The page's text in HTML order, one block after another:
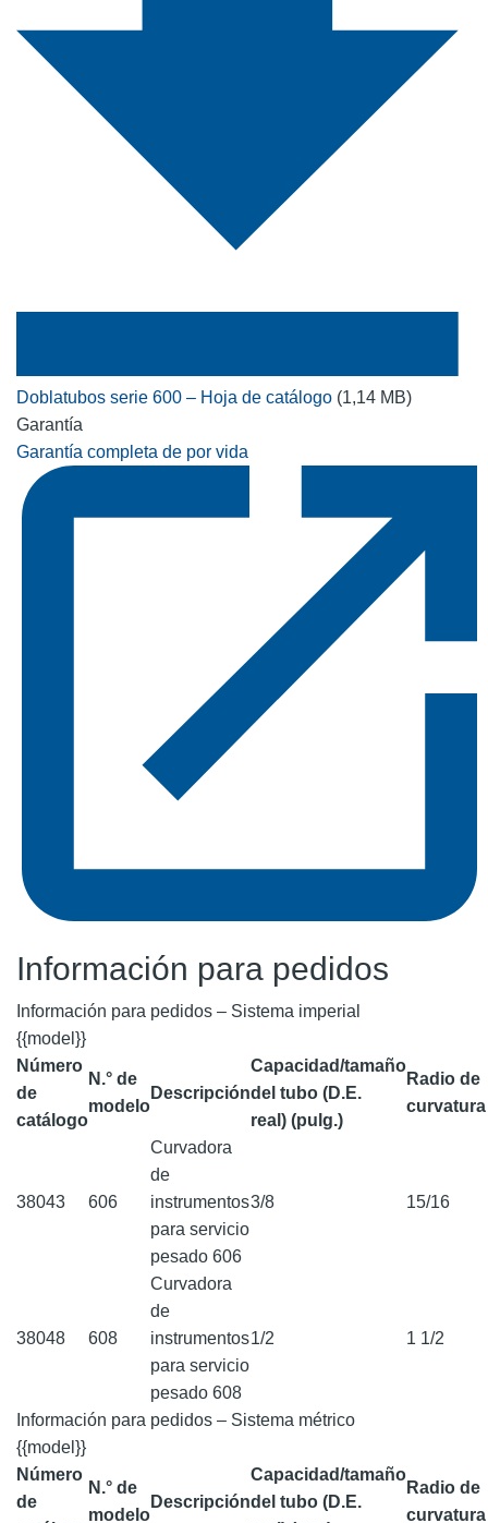
Doblatubos serie 600 – Hoja de catálogo (1,14 MB)
Garantía
Garantía completa de por vida
Información para pedidos
Información para pedidos – Sistema imperial
{{model}}
Número
de
catálogo
N.° de
modelo
Descripción
Capacidad/tamaño
del tubo (D.E.
real) (pulg.)
Radio de
38043 606
Curvadora
de
instrumentos
para servicio
pesado 606
3/8 15/16
38048 608
Curvadora
de
instrumentos
para servicio
pesado 608
1/2 1 1/2
Información para pedidos – Sistema métrico
{{model}}
Número
de
N.° de
modelo
Descripción
Capacidad/tamaño
del tubo (D.E.
Radio de
curvatura